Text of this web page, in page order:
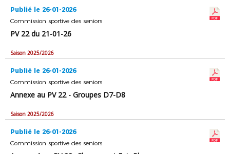
Publié le 26-01-2026
Commission sportive des seniors
PV 22 du 21-01-26
Saison 2025/2026
Publié le 26-01-2026
Commission sportive des seniors
Annexe au PV 22 - Groupes D7-D8
Saison 2025/2026
Publié le 26-01-2026
Commission sportive des seniors